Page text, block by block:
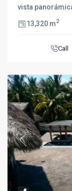
vista
13,320 m2
Call
Previous